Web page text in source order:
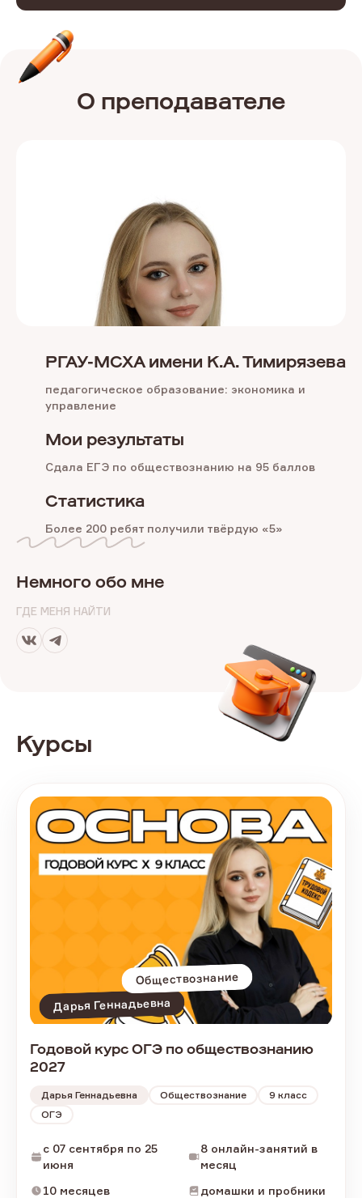
О преподавателе
РГАУ-МСХА имени К.А. Тимирязева
педагогическое образование: экономика и
управление
Мои результаты
Сдала ЕГЭ по обществознанию на 95 баллов
Статистика
Более 200 ребят получили твёрдую «5»
Немного обо мне
ГДЕ МЕНЯ НАЙТИ
ВКОНТАКТЕ
ТЕЛЕГРАМ
Курсы
Обществознание
Дарья Геннадьевна
Годовой курс ОГЭ по обществознанию
2027
Дарья Геннадьевна Обществознание 9 класс
ОГЭ
c 07 сентября по 25
июня
8 онлайн-занятий в
месяц
10 месяцев
домашки и пробники